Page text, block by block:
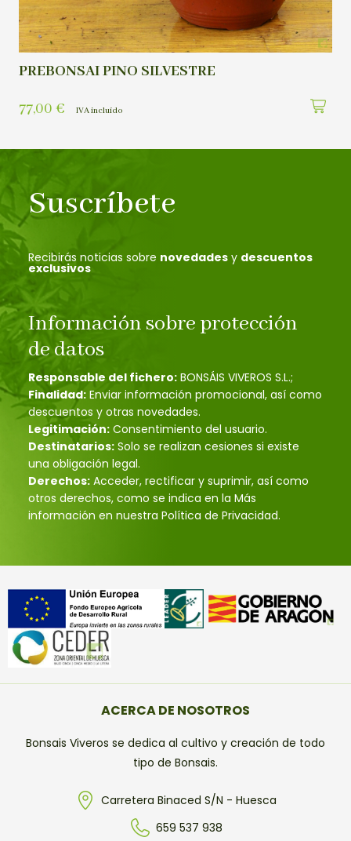
PREBONSAI PINO SILVESTRE
77,00 € IVA incluído
Suscríbete
Recibirás noticias sobre novedades y descuentos
exclusivos
Información sobre protección
de datos
Responsable del fichero: BONSÁIS VIVEROS S.L.;
Finalidad: Enviar información promocional, así como
descuentos y otras novedades.
Legitimación: Consentimiento del usuario.
Destinatarios: Solo se realizan cesiones si existe
una obligación legal.
Derechos: Acceder, rectificar y suprimir, así como
otros derechos, como se indica en la Más
información en nuestra Política de Privacidad.
ACERCA DE NOSOTROS
Bonsais Viveros se dedica al cultivo y creación de todo
tipo de Bonsais.
Carretera Binaced S/N - Huesca
659 537 938